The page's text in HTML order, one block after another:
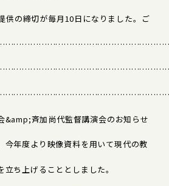
供の締切が毎月10日になりました。ご
斉加尚代監督講演会のお知らせ
今年度より映像資料を用いて現代の教
ち上げることとしました。